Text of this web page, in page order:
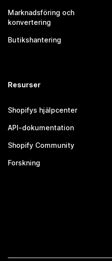
Marknadsföring och
konvertering
Butikshantering
Resurser
Shopifys hjälpcenter
API-dokumentation
Shopify Community
Forskning